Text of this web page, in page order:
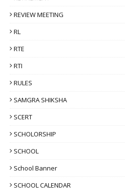
REVIEW MEETING
RL
RTE
RTI
RULES
SAMGRA SHIKSHA
SCERT
SCHOLORSHIP
SCHOOL
School Banner
SCHOOL CALENDAR